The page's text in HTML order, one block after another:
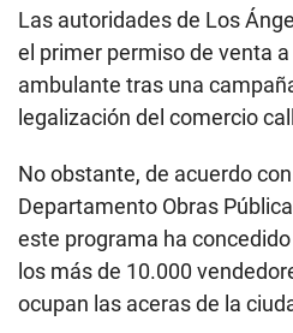
Las autoridades de Los
el primer permiso de venta
ambulante tras una
legalización del comercio
No obstante, de acuerdo
Departamento Obras
este programa ha
los más de 10.000
ocupan las aceras de la